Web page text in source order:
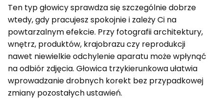
Ten typ głowicy sprawdza się szczególnie dobrze
wtedy, gdy pracujesz spokojnie i zależy Ci na
powtarzalnym efekcie. Przy fotografii architektury,
wnętrz, produktów, krajobrazu czy reprodukcji
nawet niewielkie odchylenie aparatu może wpłynąć
na odbiór zdjęcia. Głowica trzykierunkowa ułatwia
wprowadzanie drobnych korekt bez przypadkowej
zmiany pozostałych ustawień.